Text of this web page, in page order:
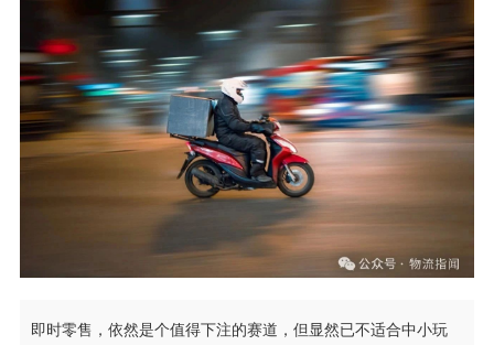
即时零售，依然是个值得下注的赛道，但显然已不适合中小玩